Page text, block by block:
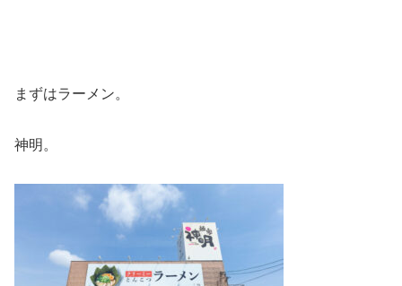
まずはラーメン。
神明。